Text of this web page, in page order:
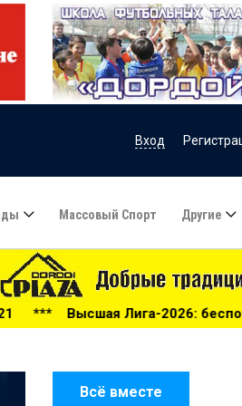
Вход
Массовый Спорт Другие
беспощадный «Дордой»,
Всё вместе